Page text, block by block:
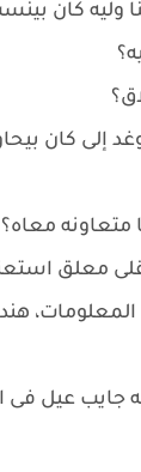
وليه كان
إلى كان
معاه؟
معلق
جايب عيل فى